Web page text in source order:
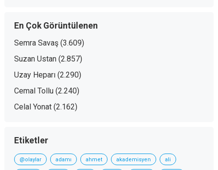
En Çok Görüntülenen
Semra Savaş (3.609)
Suzan Ustan (2.857)
Uzay Heparı (2.290)
Cemal Tollu (2.240)
Celal Yonat (2.162)
Etiketler
@olaylar adamı ahmet akademisyen ali